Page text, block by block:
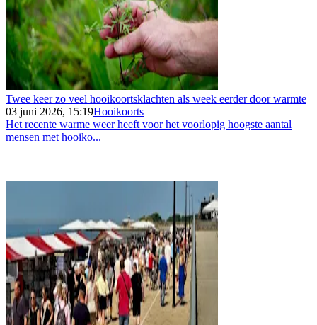
Twee keer zo veel hooikoortsklachten als week eerder door warmte
03 juni 2026, 15:19Hooikoorts
Het recente warme weer heeft voor het voorlopig hoogste aantal
mensen met hooiko...